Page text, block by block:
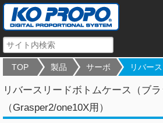
TOP 製品 サーボ リバー
リバースリードボトムケース（ブラ
（Grasper2/one10X用）